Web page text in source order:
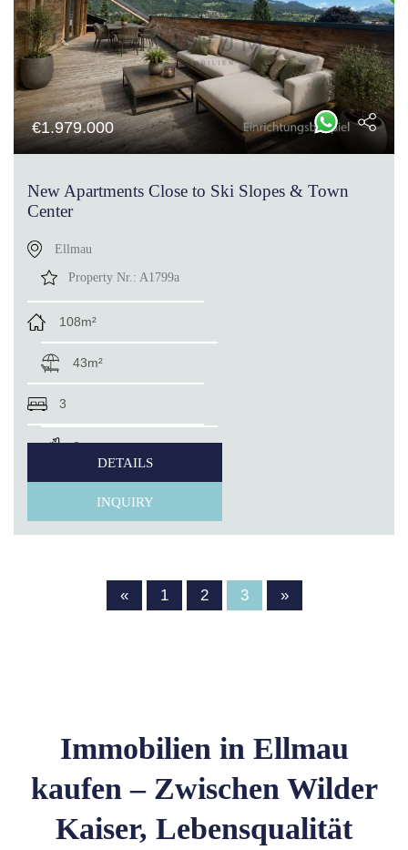
€1.979.000
New Apartments Close to Ski Slopes & Town
Center
Ellmau
Property Nr.: A1799a
108m²
43m²
3
2
DETAILS
INQUIRY
« 1 2 3 »
Immobilien in Ellmau
kaufen – Zwischen Wilder
Kaiser, Lebensqualität